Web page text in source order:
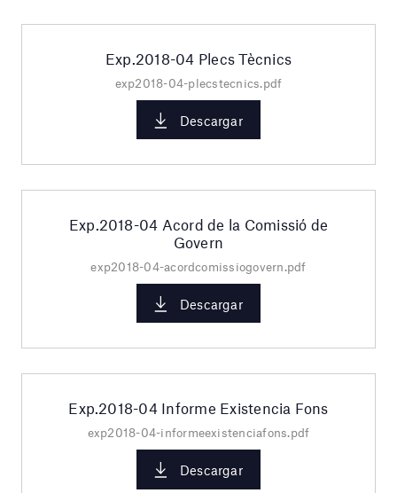
Exp.2018-04 Plecs Tècnics
exp2018-04-plecstecnics.pdf
Descargar
Exp.2018-04 Acord de la Comissió de
Govern
exp2018-04-acordcomissiogovern.pdf
Descargar
Exp.2018-04 Informe Existencia Fons
exp2018-04-informeexistenciafons.pdf
Descargar